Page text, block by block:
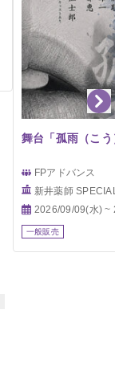
舞台「孤雨（こう
FPアドバンス
新井薬師
2026/09/09(水) ~
一般販売